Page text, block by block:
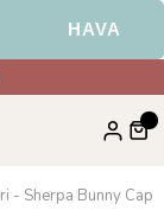
HAVALE &